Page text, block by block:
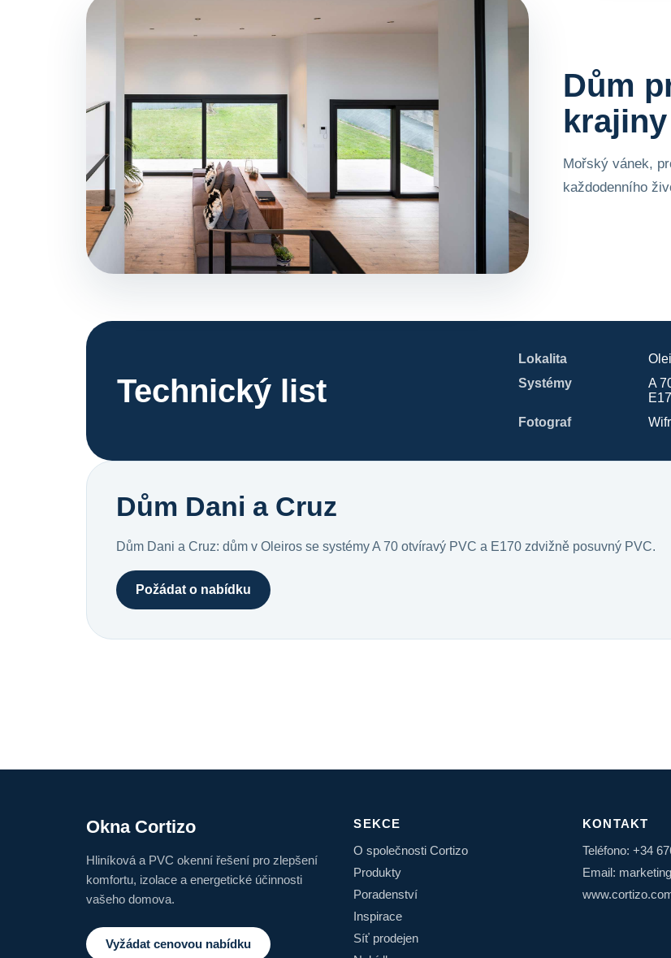
Dům
krajiny
Mořský vánek,
každodenního
Technický list
Lokalita
Systémy
A
Fotograf
Dům Dani a Cruz
Dům Dani a Cruz: dům v Oleiros se systémy A 70 otvíravý PVC a E170 zdvižně posuvný PVC.
Požádat o nabídku
Okna Cortizo
Hliníková a PVC okenní řešení pro zlepšení
komfortu, izolace a energetické účinnosti
vašeho domova.
Vyžádat cenovou nabídku
SEKCE
O společnosti Cortizo
Produkty
Poradenství
Inspirace
Síť prodejen
KONTAKT
Teléfono: +34
Email: